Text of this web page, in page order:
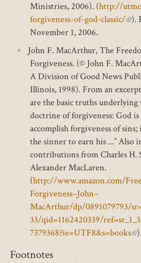
Ministries, 2006). (http://
forgiveness-of-god-classic/
(link ).
November 1, 2006.
John F. MacArthur, The
Forgiveness. (© John F.
A Division of Good News
Illinois, 1998). From an
are the basic truths
doctrine of forgiveness: God
accomplish forgiveness of
the sinner to earn his ...” Also
contributions from Charles H.
Alexander MacLaren.
(http://www.amazon.com/
Forgiveness–John–
MacArthur/dp/0891079793/
33/qid=1162420339/
7379368?ie=UTF8&s=books
(link ).
Footnotes